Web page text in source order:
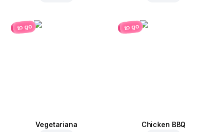
to go
Vegetariana
to go
Chicken BBQ